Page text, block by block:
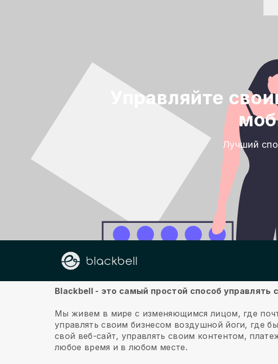
Управляйте
Лучший
О нас
Blackbell - это самый простой способ
Мы живем в мире с изменяющимся лицом, где
управлять своим бизнесом воздушной йоги, где
свой веб-сайт, управлять своим контентом,
любое время и в любом месте.